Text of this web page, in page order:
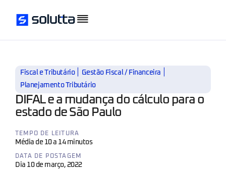
Fiscal e Tributário| Gestão Fiscal / Financeira
Planejamento Tributário
DIFAL e a mudança do cálculo para o
estado de São Paulo
TEMPO DE LEITURA
Média de 10 a 14 minutos
DATA DE POSTAGEM
Dia 10 de março, 2022